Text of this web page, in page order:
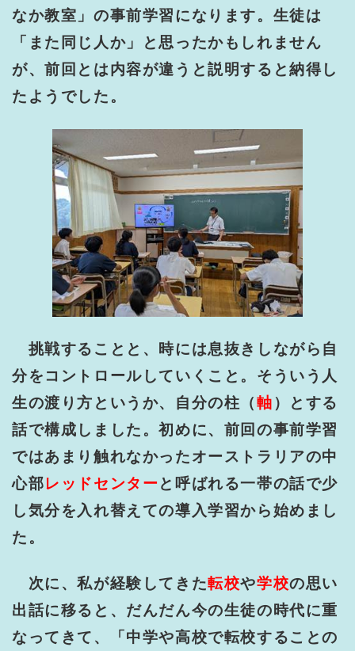
なか教室」の事前学習になります。生徒は
「また同じ人か」と思ったかもしれません
が、前回とは内容が違うと説明すると納得し
たようでした。
挑戦することと、時には息抜きしながら自
分をコントロールしていくこと。そういう人
生の渡り方というか、自分の柱（軸 ）とする
話で構成しました。初めに、前回の事前学習
ではあまり触れなかったオーストラリアの中
心部レッドセンター と呼ばれる一帯の話で少
し気分を入れ替えての導入学習から始めまし
た。
次に、私が経験してきた転校や学校の思い
出話に移ると、だんだん今の生徒の時代に重
なってきて、「中学や高校で転校することの